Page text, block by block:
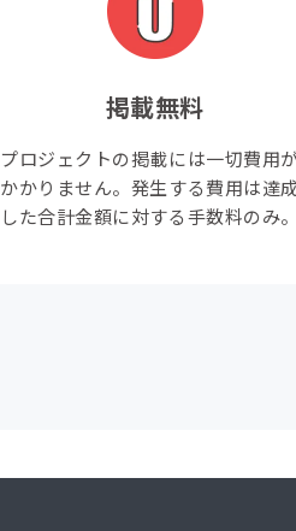
掲載無料
プロジェクトの掲載には一切費用
かかりません。発生する費用は達
した合計金額に対する手数料のみ